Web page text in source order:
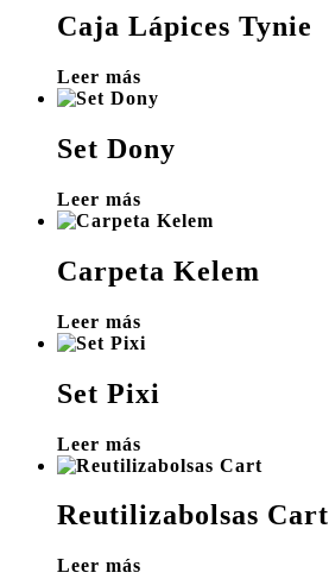
Caja Lápices Tynie
Leer más
Set Dony
Leer más
Carpeta Kelem
Leer más
Set Pixi
Leer más
Reutilizabolsas Cart
Leer más